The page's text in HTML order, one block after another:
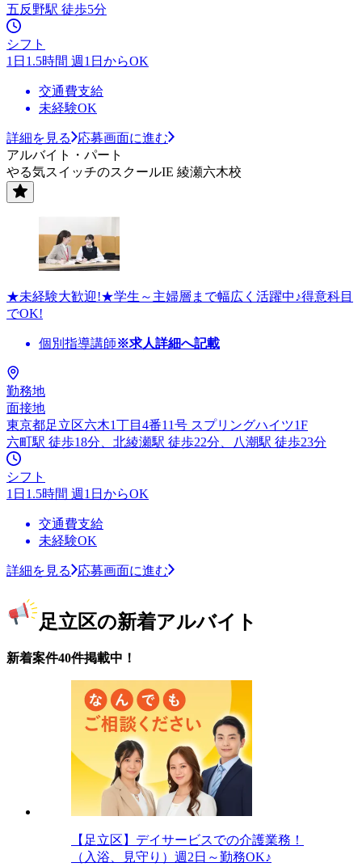
五反野駅 徒歩5分
シフト
1日1.5時間 週1日からOK
交通費支給
未経験OK
詳細を見る
応募画面に進む
アルバイト・パート
やる気スイッチのスクールIE 綾瀬六木校
★未経験大歓迎!★学生～主婦層まで幅広く活躍中♪得意科目
でOK!
個別指導講師※求人詳細へ記載
勤務地
面接地
東京都足立区六木1丁目4番11号 スプリングハイツ1F
六町駅 徒歩18分、北綾瀬駅 徒歩22分、八潮駅 徒歩23分
シフト
1日1.5時間 週1日からOK
交通費支給
未経験OK
詳細を見る 応募画面に進む
足立区の新着アルバイト
新着案件40件掲載中！
【足立区】デイサービスでの介護業務！
（入浴、見守り）週2日～勤務OK♪